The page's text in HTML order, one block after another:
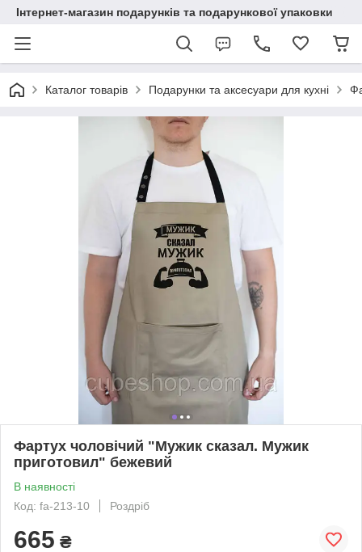
Інтернет-магазин подарунків та подарункової упаковки
Каталог товарів Подарунки та аксесуари для кухні
Фартух чоловічий "Мужик сказал. Мужик
приготовил" бежевий
В наявності
Код: fa-213-10
Роздріб
665 ₴